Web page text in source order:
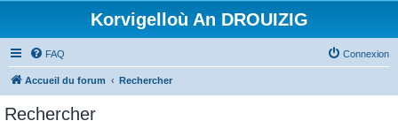
Korvigelloù An DROUIZIG
FAQ Connexion
Accueil du forum Rechercher
Rechercher